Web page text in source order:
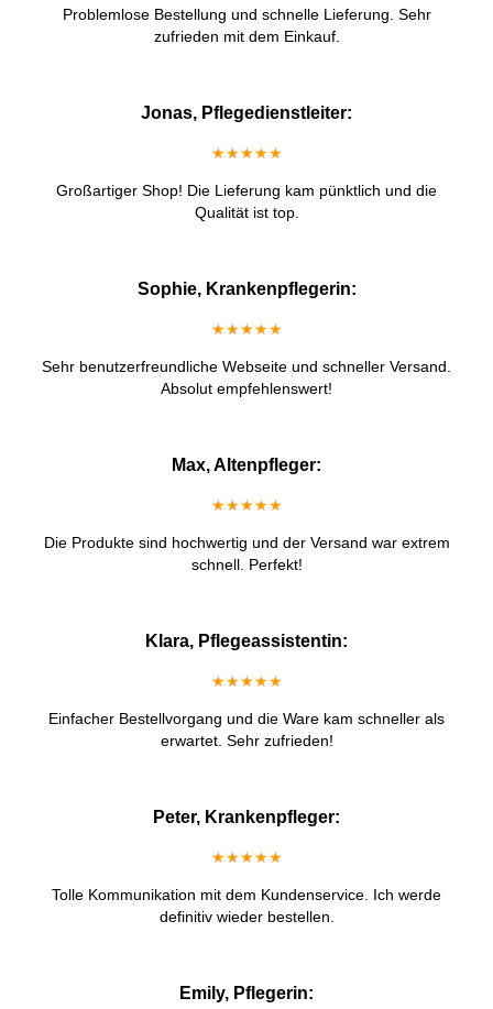
Problemlose Bestellung und schnelle Lieferung. Sehr
zufrieden mit dem Einkauf.
Jonas, Pflegedienstleiter:
★★★★★
Großartiger Shop! Die Lieferung kam pünktlich und die
Qualität ist top.
Sophie, Krankenpflegerin:
★★★★★
Sehr benutzerfreundliche Webseite und schneller Versand.
Absolut empfehlenswert!
Max, Altenpfleger:
★★★★★
Die Produkte sind hochwertig und der Versand war extrem
schnell. Perfekt!
Klara, Pflegeassistentin:
★★★★★
Einfacher Bestellvorgang und die Ware kam schneller als
erwartet. Sehr zufrieden!
Peter, Krankenpfleger:
★★★★★
Tolle Kommunikation mit dem Kundenservice. Ich werde
definitiv wieder bestellen.
Emily, Pflegerin: